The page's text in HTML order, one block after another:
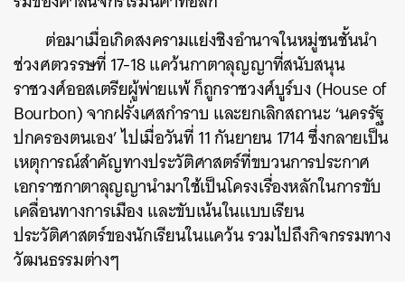
ต่อมาเมื่อเกิดสงครามแย่งชิงอำนาจในหมู่ชนชั้นนำ
ช่วงศตวรรษที่ 17-18 แคว้นกาตาลุญญาที่สนับสนุน
ราชวงศ์ออสเตรียผู้พ่ายแพ้ ก็ถูกราชวงศ์บูร์บง (House of
Bourbon) จากฝรั่งเศสกำราบ และยกเลิกสถานะ ‘นครรัฐ
ปกครองตนเอง’ ไปเมื่อวันที่ 11 กันยายน 1714 ซึ่งกลายเป็น
เหตุการณ์สำคัญทางประวัติศาสตร์ที่ขบวนการประกาศ
เอกราชกาตาลุญญานำมาใช้เป็นโครงเรื่องหลักในการขับ
เคลื่อนทางการเมือง และขับเน้นในแบบเรียน
ประวัติศาสตร์ของนักเรียนในแคว้น รวมไปถึงกิจกรรมทาง
วัฒนธรรมต่างๆ